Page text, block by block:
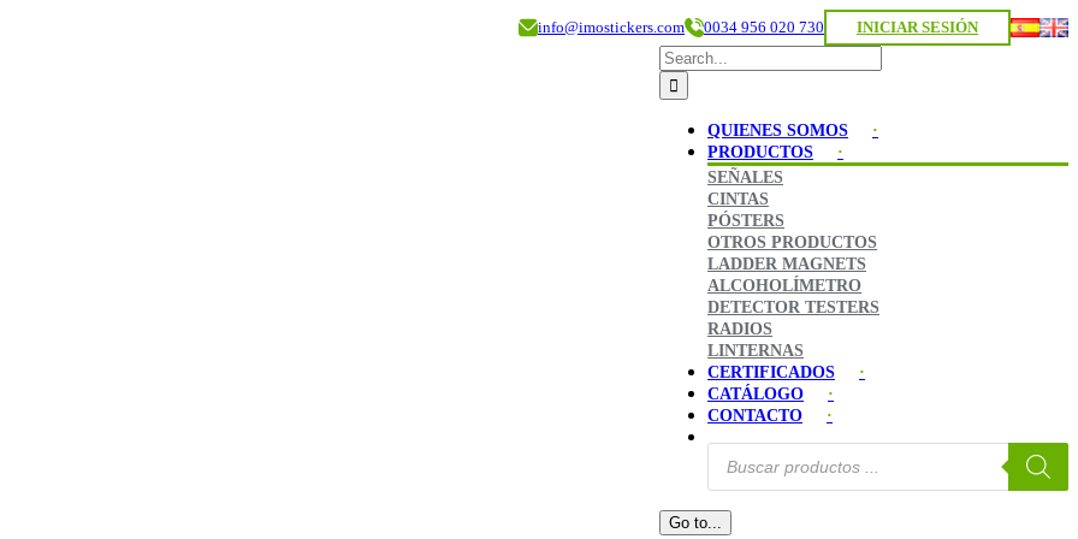
info@imostickers.com 0034 956 020 730 INICIAR SESIÓN
Search
for:
QUIENES SOMOS
PRODUCTOS
SEÑALES
CINTAS
PÓSTERS
OTROS PRODUCTOS
LADDER MAGNETS
ALCOHOLÍMETRO
DETECTOR TESTERS
RADIOS
LINTERNAS
CERTIFICADOS
CATÁLOGO
CONTACTO
Búsqueda
productos
Go to...